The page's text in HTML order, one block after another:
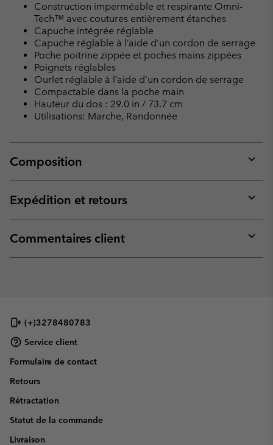
Construction imperméable et respirante Omni-
Tech™ avec coutures entièrement étanches
Capuche intégrée réglable
Capuche réglable à l’aide d’un cordon de serrage
Poche poitrine zippée et poches mains zippées
Poignets réglables
Ourlet réglable à l’aide d’un cordon de serrage
Compactable dans la poche main
Hauteur du dos : 29.0 in / 73.7 cm
Utilisations: Marche, Randonnée
Composition
or
Expédition et retours
or
Commentaires client
or
(+)3278480783
Service client
Formulaire de contact
Retours
Rétractation
Statut de la commande
Livraison